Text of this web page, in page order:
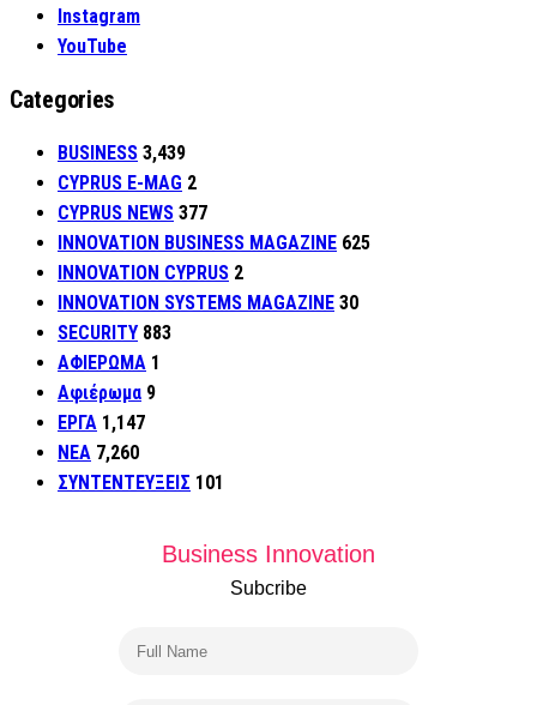
Instagram
YouTube
Categories
BUSINESS 3,439
CYPRUS E-MAG 2
CYPRUS NEWS 377
INNOVATION BUSINESS MAGAZINE 625
INNOVATION CYPRUS 2
INNOVATION SYSTEMS MAGAZINE 30
SECURITY 883
ΑΦΙΕΡΩΜΑ 1
Αφιέρωμα 9
ΕΡΓΑ 1,147
ΝΕΑ 7,260
ΣΥΝΤΕΝΤΕΥΞΕΙΣ 101
Business Innovation
Subcribe